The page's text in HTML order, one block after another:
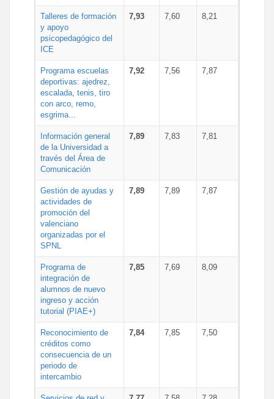
Talleres de formación
y apoyo
psicopedagógico del
ICE
7,93 7,60 8,21
Programa escuelas
deportivas: ajedrez,
escalada, tenis, tiro
con arco, remo,
esgrima...
7,92 7,56 7,87
Información general
de la Universidad a
través del Área de
Comunicación
7,89 7,83 7,81
Gestión de ayudas y
actividades de
promoción del
valenciano
organizadas por el
SPNL
7,89 7,89 7,87
Programa de
integración de
alumnos de nuevo
ingreso y acción
tutorial (PIAE+)
7,85 7,69 8,09
Reconocimiento de
créditos como
consecuencia de un
periodo de
intercambio
7,84 7,85 7,50